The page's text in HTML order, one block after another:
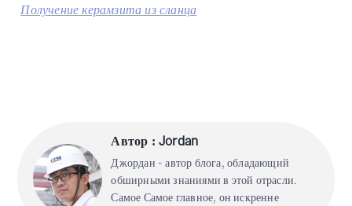
Получение керамзита из сланца
Автор : Jordan
Джордан - автор блога, обладающий
обширными знаниями в этой отрасли.
Самое Самое главное, он искренне